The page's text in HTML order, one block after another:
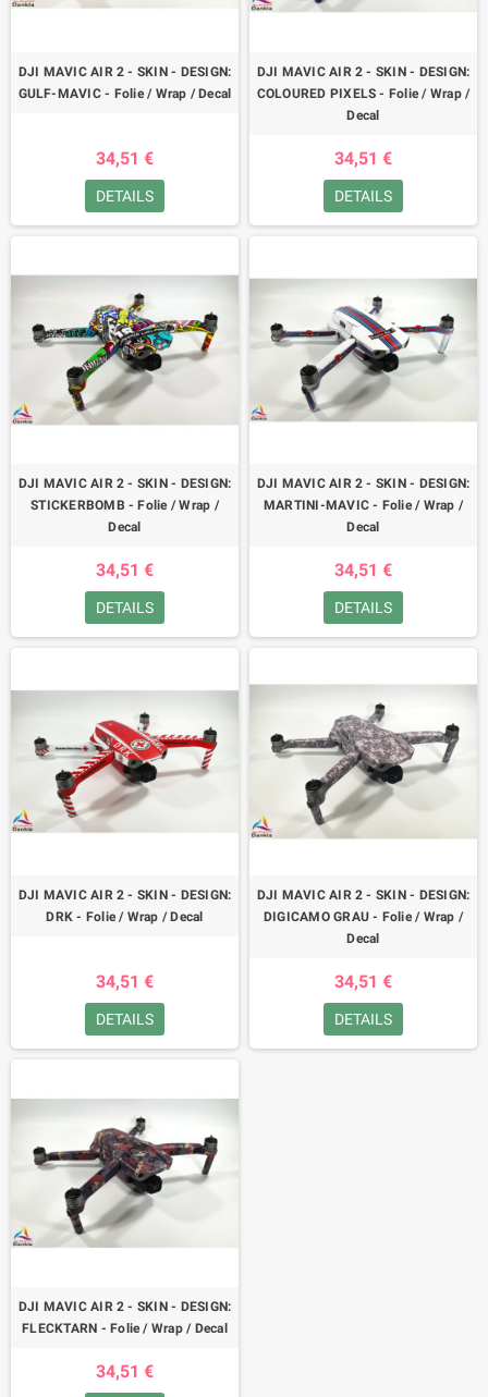
DJI MAVIC AIR 2 - SKIN - DESIGN:
GULF-MAVIC - Folie / Wrap / Decal
34,51 €
DETAILS
DJI MAVIC AIR 2 - SKIN - DESIGN:
COLOURED PIXELS - Folie / Wrap /
Decal
34,51 €
DETAILS
DJI MAVIC AIR 2 - SKIN - DESIGN:
STICKERBOMB - Folie / Wrap /
Decal
34,51 €
DETAILS
DJI MAVIC AIR 2 - SKIN - DESIGN:
MARTINI-MAVIC - Folie / Wrap /
Decal
34,51 €
DETAILS
DJI MAVIC AIR 2 - SKIN - DESIGN:
DRK - Folie / Wrap / Decal
34,51 €
DETAILS
DJI MAVIC AIR 2 - SKIN - DESIGN:
DIGICAMO GRAU - Folie / Wrap /
Decal
34,51 €
DETAILS
DJI MAVIC AIR 2 - SKIN - DESIGN:
FLECKTARN - Folie / Wrap / Decal
34,51 €